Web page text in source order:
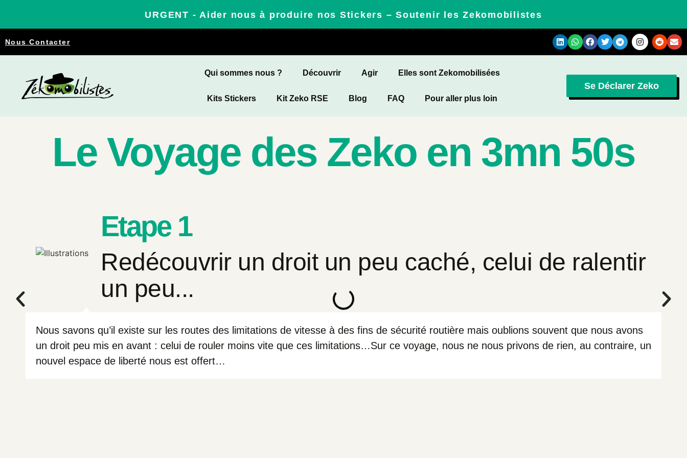
URGENT - Aider nous à produire nos Stickers – Soutenir les Zekomobilistes
Nous Contacter
Qui sommes nous ? Découvrir Agir Elles sont Zekomobilisées
Kits Stickers Kit Zeko RSE Blog FAQ Pour aller plus loin
Se Déclarer Zeko
Le Voyage des Zeko en 3mn 50s
Nous savons qu’il existe sur les routes des limitations de vitesse à des fins de sécurité routière mais oublions souvent que nous avons
un droit peu mis en avant : celui de rouler moins vite que ces limitations…Sur ce voyage, nous ne nous privons de rien, au contraire, un
nouvel espace de liberté nous est offert…
Etape 1
Redécouvrir un droit un peu caché, celui de ralentir
un peu...